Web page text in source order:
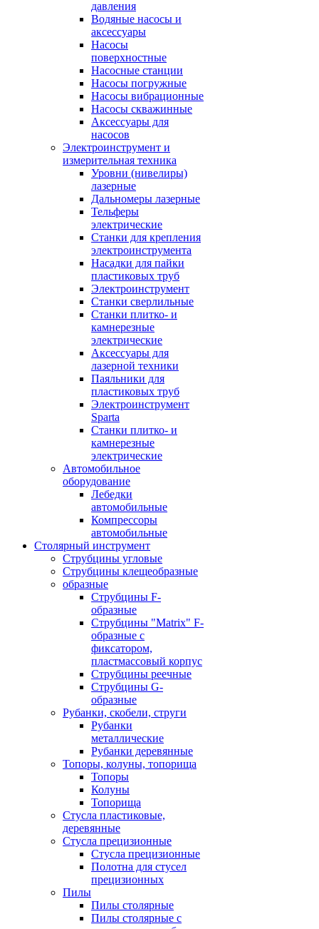
давления
Водяные насосы и
аксессуары
Насосы
поверхностные
Насосные станции
Насосы погружные
Насосы вибрационные
Насосы скважинные
Аксессуары для
насосов
Электроинструмент и
измерительная техника
Уровни (нивелиры)
лазерные
Дальномеры лазерные
Тельферы
электрические
Станки для крепления
электроинструмента
Насадки для пайки
пластиковых труб
Электроинструмент
Станки сверлильные
Станки плитко- и
камнерезные
электрические
Аксессуары для
лазерной техники
Паяльники для
пластиковых труб
Электроинструмент
Sparta
Станки плитко- и
камнерезные
электрические
Автомобильное
оборудование
Лебедки
автомобильные
Компрессоры
автомобильные
Столярный инструмент
Струбцины угловые
Струбцины клещеобразные
образные
Струбцины F-
образные
Струбцины "Matrix" F-
образные с
фиксатором,
пластмассовый корпус
Струбцины реечные
Струбцины G-
образные
Рубанки, скобели, струги
Рубанки
металлические
Рубанки деревянные
Топоры, колуны, топорища
Топоры
Колуны
Топорища
Стусла пластиковые,
деревянные
Стусла прецизионные
Стусла прецизионные
Полотна для стусел
прецизионных
Пилы
Пилы столярные
Пилы столярные с